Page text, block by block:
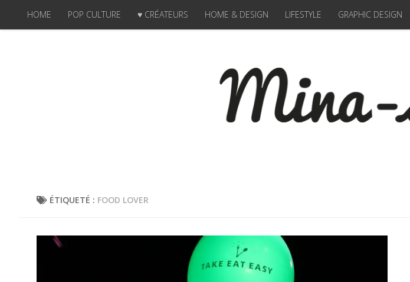
Skip to content
HOME POP CULTURE ♥ CRÉATEURS HOME & DESIGN LIFESTYLE GRAPHIC DESIGN
ÉTIQUETÉ : FOOD LOVER